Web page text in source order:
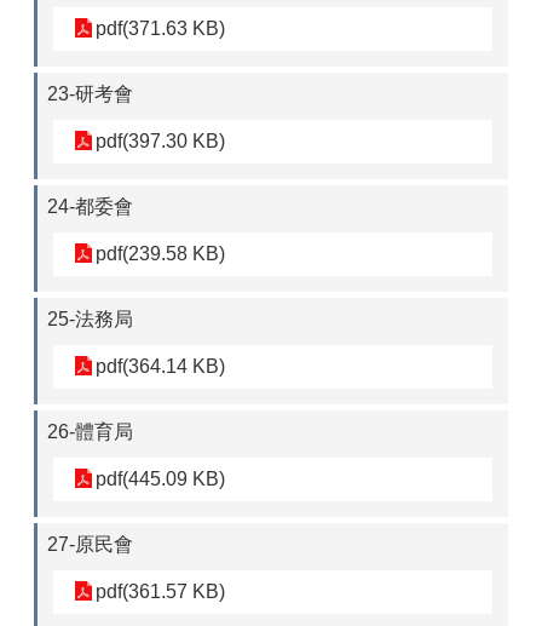
pdf(371.63 KB)
23-研考會
pdf(397.30 KB)
24-都委會
pdf(239.58 KB)
25-法務局
pdf(364.14 KB)
26-體育局
pdf(445.09 KB)
27-原民會
pdf(361.57 KB)